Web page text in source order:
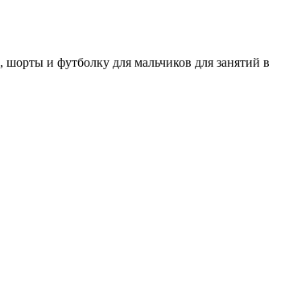
и футболку для мальчиков для занятий в